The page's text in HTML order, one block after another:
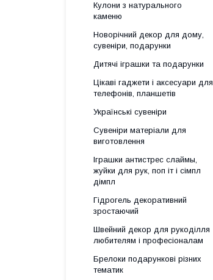
Кулони з натурального
каменю
Новорічний декор для дому,
сувеніри, подарунки
Дитячі іграшки та подарунки
Цікаві гаджети і аксесуари для
телефонів, планшетів
Українські сувеніри
Сувеніри матеріали для
виготовлення
Іграшки антистрес слаймы,
жуйки для рук, поп іт і сімпл
дімпл
Гідрогель декоративний
зростаючий
Швейний декор для рукоділля
любителям і професіоналам
Брелоки подарункові різних
тематик